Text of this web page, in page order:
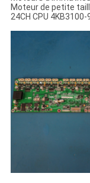
Moteur de petite
24CH CPU